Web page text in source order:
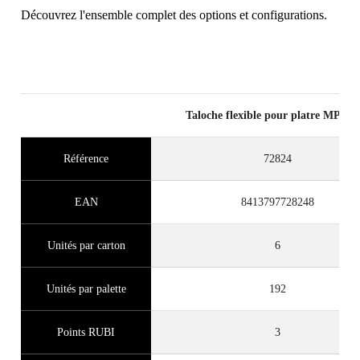
Découvrez l'ensemble complet des options et configurations.
Taloche flexible pour platre MP
Référence 72824
EAN 8413797728248
Unités par carton 6
Unités par palette 192
Points RUBI 3